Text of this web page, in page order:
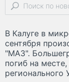
В Калуге в
сентября
"МАЗ".
погиб на